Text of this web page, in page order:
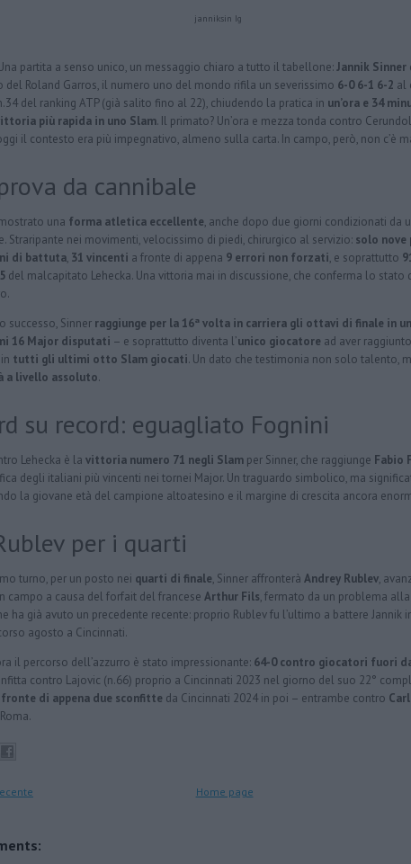
janniksin Ig
partita a senso unico, un messaggio chiaro a tutto il tabellone:Jannik Sinner
del Roland Garros, il numero uno del mondo rifila un severissimo 6-0 6-1 6-2 al
del ranking ATP (già salito fino al 22), chiudendo la pratica in un’ora e 34
più rapida in uno Slam. Il primato? Un’ora e mezza tonda contro
il contesto era più impegnativo, almeno sulla carta. In campo, però, non c’è
da cannibale
una forma atletica eccellente, anche dopo due giorni condizionati da
Straripante nei movimenti, velocissimo di piedi, chirurgico al servizio: solo nove
di battuta, 31 vincenti a fronte di appena 9 errori non forzati, e soprattutto
del malcapitato Lehecka. Una vittoria mai in discussione, che conferma lo stato
successo, Sinner raggiunge per la 16ª volta in carriera gli ottavi di finale in
16 Major disputati – e soprattutto diventa l’unico giocatore ad aver
tutti gli ultimi otto Slam giocati. Un dato che testimonia non solo talento,
a livello assoluto.
su record: eguagliato Fognini
Lehecka è la vittoria numero 71 negli Slam per Sinner, che raggiunge Fabio
degli italiani più vincenti nei tornei Major. Un traguardo simbolico, ma
la giovane età del campione altoatesino e il margine di crescita ancora
per i quarti
turno, per un posto nei quarti di finale, Sinner affronterà Andrey Rublev,
campo a causa del forfait del francese Arthur Fils, fermato da un problema alla
ha già avuto un precedente recente: proprio Rublev fu l’ultimo a battere Jannik
agosto a Cincinnati.
il percorso dell’azzurro è stato impressionante: 64-0 contro giocatori fuori
contro Lajovic (n.66) proprio a Cincinnati 2023 nel giorno del suo 22°
di appena due sconfitte da Cincinnati 2024 in poi – entrambe contro
Home page